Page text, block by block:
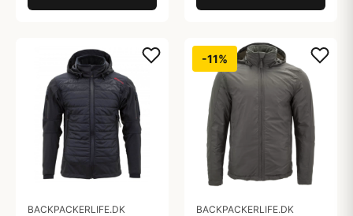
BACKPACKERLIFE.DK
-11%
BACKPACKERLIFE.DK